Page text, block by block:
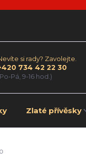
si rady? Zavolejte.
734 42 22 30
Pá, 9-16 hod.)
Zlaté přívěsky